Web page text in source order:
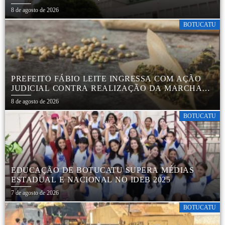
ACIDENTE
8 de agosto de 2026
BOTUCATU
PREFEITO FÁBIO LEITE INGRESSA COM AÇÃO
JUDICIAL CONTRA REALIZAÇÃO DA MARCHA
DA MACONHA EM BOTUCATU
8 de agosto de 2026
BOTUCATU
EDUCAÇÃO DE BOTUCATU SUPERA MÉDIAS
ESTADUAL E NACIONAL NO IDEB 2025
7 de agosto de 2026
BOTUCATU